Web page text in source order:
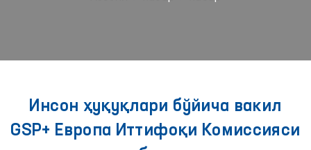
Инсон ҳуқуқлари бўйича вакил
GSP+ Европа Иттифоқи Комиссияси